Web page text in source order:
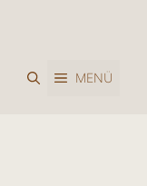
MENÜ